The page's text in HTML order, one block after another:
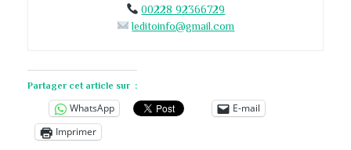
00228 92366729
leditoinfo@gmail.com
Partager cet article sur :
WhatsApp
E-mail
Imprimer